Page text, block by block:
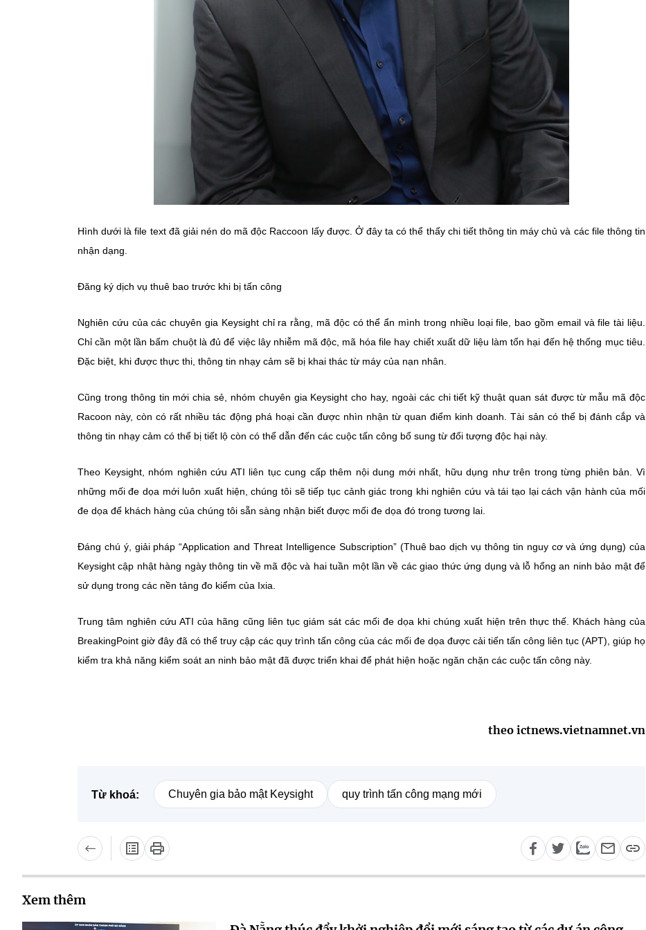
Hình dưới là file text đã giải nén do mã độc Raccoon lấy được. Ở đây ta có thể thấy chi tiết thông tin máy chủ và các file thông tin
nhận dạng.
Đăng ký dịch vụ thuê bao trước khi bị tấn công
Nghiên cứu của các chuyên gia Keysight chỉ ra rằng, mã độc có thể ẩn mình trong nhiều loại file, bao gồm email và file tài liệu.
Chỉ cần một lần bấm chuột là đủ để việc lây nhiễm mã độc, mã hóa file hay chiết xuất dữ liệu làm tổn hại đến hệ thống mục tiêu.
Đặc biệt, khi được thực thi, thông tin nhạy cảm sẽ bị khai thác từ máy của nạn nhân.
Cũng trong thông tin mới chia sẻ, nhóm chuyên gia Keysight cho hay, ngoài các chi tiết kỹ thuật quan sát được từ mẫu mã độc
Racoon này, còn có rất nhiều tác động phá hoại cần được nhìn nhận từ quan điểm kinh doanh. Tài sản có thể bị đánh cắp và
thông tin nhạy cảm có thể bị tiết lộ còn có thể dẫn đến các cuộc tấn công bổ sung từ đối tượng độc hại này.
Theo Keysight, nhóm nghiên cứu ATI liên tục cung cấp thêm nội dung mới nhất, hữu dụng như trên trong từng phiên bản. Vì
những mối đe dọa mới luôn xuất hiện, chúng tôi sẽ tiếp tục cảnh giác trong khi nghiên cứu và tái tạo lại cách vận hành của mối
đe dọa để khách hàng của chúng tôi sẵn sàng nhận biết được mối đe dọa đó trong tương lai.
Đáng chú ý, giải pháp “Application and Threat Intelligence Subscription” (Thuê bao dịch vụ thông tin nguy cơ và ứng dụng) của
Keysight cập nhật hàng ngày thông tin về mã độc và hai tuần một lần về các giao thức ứng dụng và lỗ hổng an ninh bảo mật để
sử dụng trong các nền tảng đo kiểm của Ixia.
Trung tâm nghiên cứu ATI của hãng cũng liên tục giám sát các mối đe dọa khi chúng xuất hiện trên thực thế. Khách hàng của
BreakingPoint giờ đây đã có thể truy cập các quy trình tấn công của các mối đe dọa được cải tiến tấn công liên tục (APT), giúp họ
kiểm tra khả năng kiểm soát an ninh bảo mật đã được triển khai để phát hiện hoặc ngăn chặn các cuộc tấn công này.
theo ictnews.vietnamnet.vn
Từ khoá: Chuyên gia bảo mật Keysight quy trình tấn công mạng mới
Xem thêm